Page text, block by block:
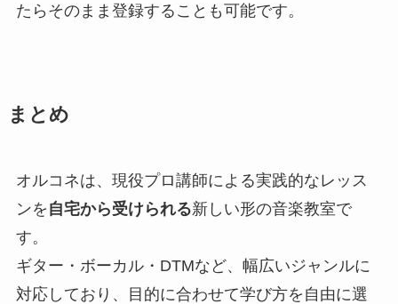
たらそのまま登録することも可能です。
まとめ
オルコネは、現役プロ講師による実践的なレッス
ンを 自宅から受けられる新しい形の音楽教室で
す。
ギター・ボーカル・DTMなど、幅広いジャンルに
対応しており、目的に合わせて学び方を自由に選